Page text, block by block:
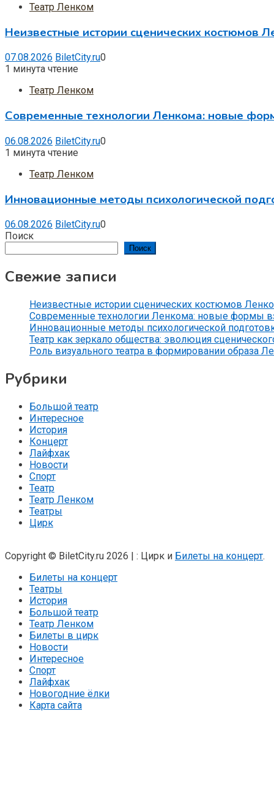
Театр Ленком
Неизвестные истории сценических костюмов
07.08.2026 BiletCity.ru0
1 минута чтение
Театр Ленком
Современные технологии Ленкома: новые
06.08.2026 BiletCity.ru0
1 минута чтение
Театр Ленком
Инновационные методы психологической
06.08.2026 BiletCity.ru0
Поиск
Поиск
Свежие записи
Неизвестные истории сценических костюмов
Современные технологии Ленкома: новые формы
Инновационные методы психологической
Театр как зеркало общества: эволюция
Роль визуального театра в формировании образа
Рубрики
Большой театр
Интересное
История
Концерт
Лайфхак
Новости
Спорт
Театр
Театр Ленком
Театры
Цирк
Copyright © BiletCity.ru 2026 | : Цирк и Билеты на концерт.
Билеты на концерт
Театры
История
Большой театр
Театр Ленком
Билеты в цирк
Новости
Интересное
Спорт
Лайфхак
Новогодние ёлки
Карта сайта